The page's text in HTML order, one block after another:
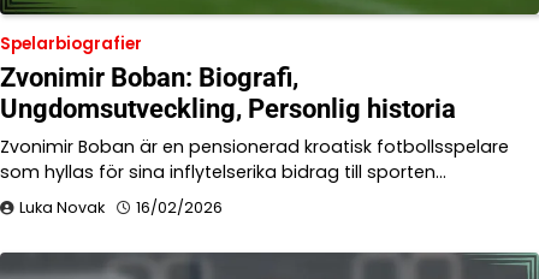
Spelarbiografier
Zvonimir Boban: Biografi,
Ungdomsutveckling, Personlig historia
Zvonimir Boban är en pensionerad kroatisk fotbollsspelare
som hyllas för sina inflytelserika bidrag till sporten…
Luka Novak 16/02/2026